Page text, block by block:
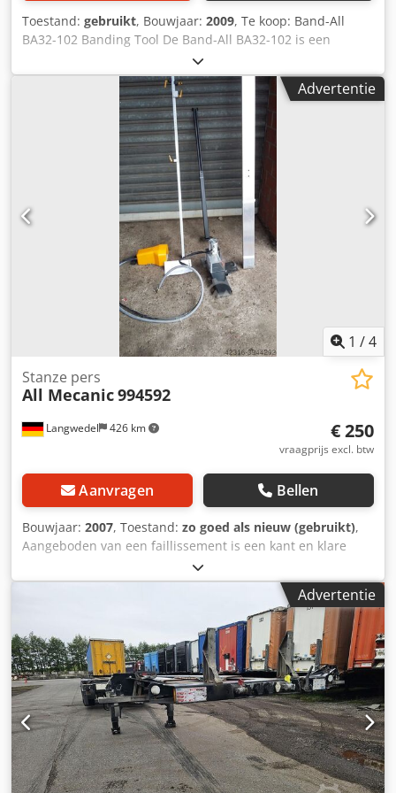
Agfeck Reserve-hogedrukpomp Positioneringslaser
Botsingsbeveiliging Airconditioner voor olieverkoeling
CAM-software met nestfunctie 4 stuks spaninrichtingen
1500 kg abrasief straalzand Afneembare beschermkappen
Afvalwaterfilterinstallatie met filtervlies (Matchling MCL-
P5N) Reserve- en slijtageonderdelenset De machine staat
in een fijnmechanisch atelier. Door de beschermkappen is
de stofbelasting gering. Optioneel Inbedrijfstelling, prijs
op aanvraag Basistraining, prijs op aanvraag
Toestand: gebruikt, Bouwjaar: 2009, Te koop: Band-All
BA32-102 Banding Tool De Band-All BA32-102 is een
hoogwaardige, duurzame banding tool die is ontworpen
voor zware toepassingen. Het bevestigt bundels efficiënt
en nauwkeurig, biedt gebruiksgemak en langdurige
prestaties. Perfect voor industrieel en commercieel
gebruik, dit gereedschap zorgt elke keer voor een strakke
en veilige band. In uitstekende staat en klaar voor
onmiddellijk gebruik. Dodpfx Agsv Sq Hyjfjck Neem contact
op voor meer informatie of om een bezichtiging te regelen!
Te koop: Band-All BA32-102 Banding Tool
Advertentie
1 /4
Langwedel 426 km
Stanze pers
All Mecanic994592
€ 250
vraagprijs excl. btw
Aanvragen Bellen
Bouwjaar: 2007, Toestand: zo goed als nieuw (gebruikt),
Aangeboden van een faillissement is een kant en klare
punch Dodpfx Asd En Nfogfock Fabrikanten alle mecanic
Model 994592 Gebouwd in 2007 Masch.Nr. 905245 De
punch wordt nog niet gebruikt. pneumatische
voetschakelaar + 3000mm hek Art.Nr. 994895 + 2000mm
slag Art.Nr. 994894
Advertentie